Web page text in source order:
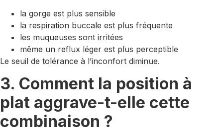
la gorge est plus sensible
la respiration buccale est plus fréquente
les muqueuses sont irritées
même un reflux léger est plus perceptible
Le seuil de tolérance à l’inconfort diminue.
3. Comment la position à
plat aggrave-t-elle cette
combinaison ?